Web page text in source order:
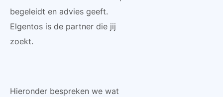
begeleidt en advies geeft.
Elgentos is de partner die jij
zoekt.
Hieronder bespreken we wat